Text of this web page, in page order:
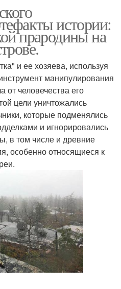
истории:
прародины на
и ее хозяева, используя
манипулирования
от человечества его
цели уничтожались
которые подменялись
и игнорировались
в том числе и древние
особенно относящиеся к